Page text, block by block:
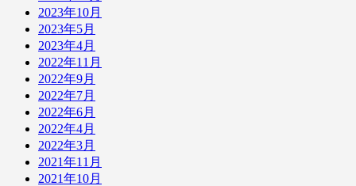
2023年10月
2023年5月
2023年4月
2022年11月
2022年9月
2022年7月
2022年6月
2022年4月
2022年3月
2021年11月
2021年10月